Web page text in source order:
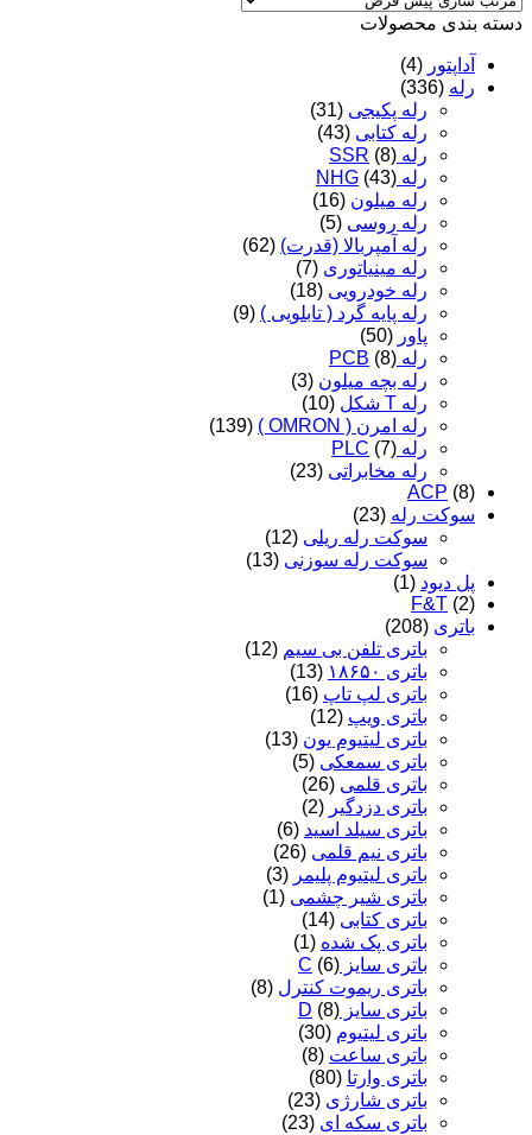
دسته‌ بندی محصولات
آداپتور (4)
رله (336)
رله پکیجی (31)
رله کتابی (43)
رله SSR (8)
رله NHG (43)
رله میلون (16)
رله روسی (5)
رله آمپربالا (قدرت) (62)
رله مینیاتوری (7)
رله خودرویی (18)
رله پایه گرد ( تابلویی ) (9)
پاور (50)
رله PCB (8)
رله بچه میلون (3)
رله T شکل
(10)
رله امرن ( OMRON )
(139)
رله PLC (7)
رله مخابراتی (23)
ACP (8)
سوکت رله (23)
سوکت رله ریلی (12)
سوکت رله سوزنی (13)
پل دیود (1)
F&T (2)
باتری (208)
باتری تلفن بی سیم (12)
باتری ۱۸۶۵۰
(13)
باتری لپ تاپ (16)
باتری ویپ (12)
باتری لیتیوم یون (13)
باتری سمعکی (5)
باتری قلمی (26)
باتری دزدگیر (2)
باتری سیلد اسید (6)
باتری نیم قلمی (26)
باتری لیتیوم پلیمر (3)
باتری شیر چشمی (1)
باتری کتابی (14)
باتری پک شده (1)
باتری سایز C (6)
باتری ریموت کنترل (8)
باتری سایز D (8)
باتری لیتیوم (30)
باتری ساعت (8)
باتری وارتا (80)
باتری شارژی (23)
باتری سکه ای (23)